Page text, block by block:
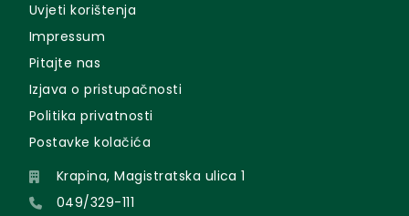
Uvjeti korištenja
Impressum
Pitajte nas
Izjava o pristupačnosti
Politika privatnosti
Postavke kolačića
Krapina, Magistratska ulica 1
049/329-111